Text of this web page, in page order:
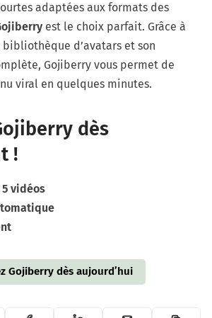
adaptées aux formats des
est le choix parfait. Grâce à
bibliothèque d’avatars et son
Gojiberry vous permet de
viral en quelques minutes.
dès
!
vidéos
Gojiberry dès aujourd’hui